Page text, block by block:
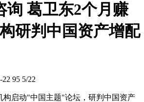
询 葛卫东2个月赚
研判中国资产增配
22 95 5/22
构启动"中国主题"论坛，研判中国资产